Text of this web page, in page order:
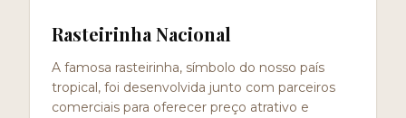
Rasteirinha Nacional
A famosa rasteirinha, símbolo do nosso país
tropical, foi desenvolvida junto com parceiros
comerciais para oferecer preço atrativo e